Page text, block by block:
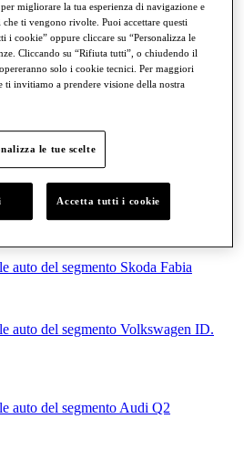
migliorare la tua esperienza di navigazione e
ti vengono rivolte. Puoi accettare questi
i cookie” oppure cliccare su “Personalizza le
Cliccando su “Rifiuta tutti”, o chiudendo il
solo i cookie tecnici. Per maggiori
invitiamo a prendere visione della nostra
le tue scelte
Accetta tutti i cookie